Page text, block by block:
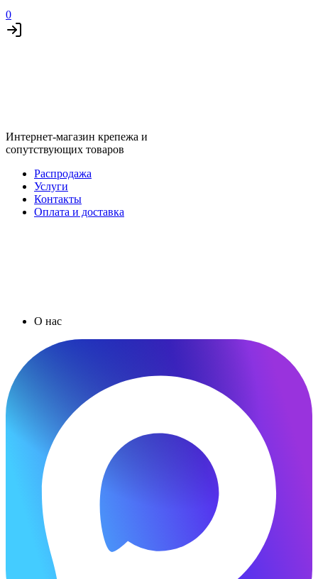
0
Интернет-магазин крепежа и
сопутствующих товаров
Распродажа
Услуги
Контакты
Оплата и доставка
О нас